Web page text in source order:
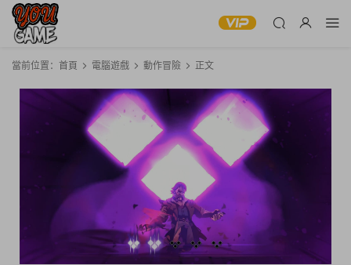
當前位置： 首頁 電腦遊戲 動作冒險 正文